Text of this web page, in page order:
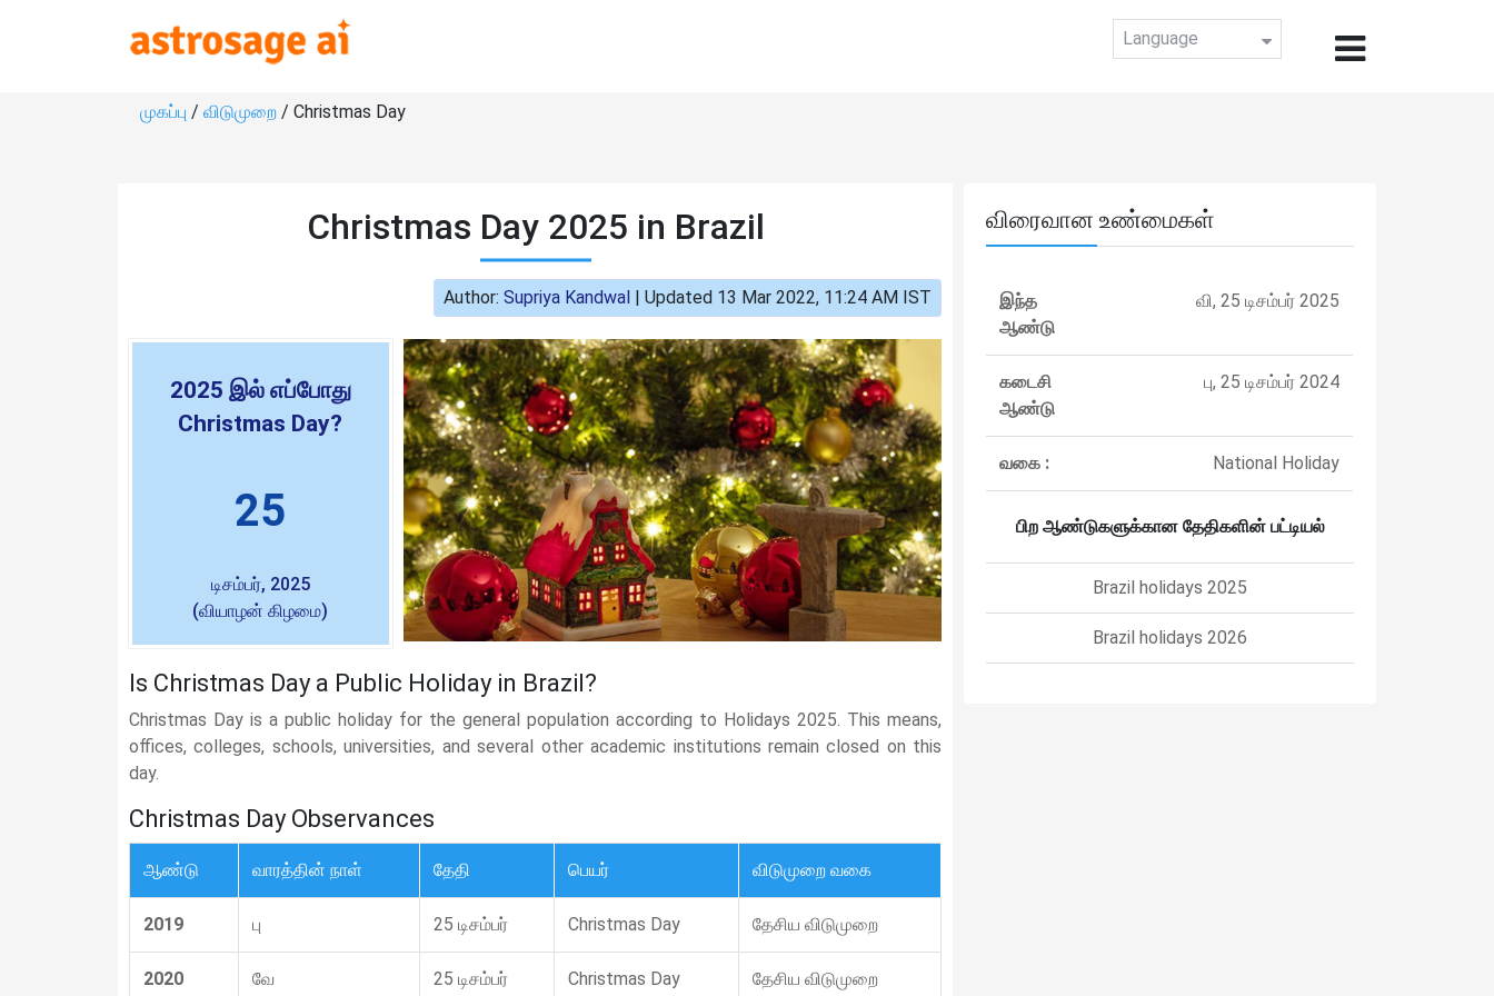
Language
முகப்பு / விடுமுறை / Christmas Day
Christmas Day 2025 in Brazil
Author:Supriya Kandwal |Updated 13 Mar 2022, 11:24 AM IST
2025 இல் எப்போது
Christmas Day?
25
டிசம்பர், 2025
(வியாழன் கிழமை)
Is Christmas Day a Public Holiday in Brazil?
Christmas Day is a public holiday for the general population according to Holidays 2025. This means,
offices, colleges, schools, universities, and several other academic institutions remain closed on this
day.
Christmas Day Observances
ஆண்டு வாரத்தின் நாள் தேதி பெயர் விடுமுறை வகை
2019 பு 25 டிசம்பர் Christmas Day தேசிய விடுமுறை
2020 வே 25 டிசம்பர் Christmas Day தேசிய விடுமுறை
விரைவான உண்மைகள்
இந்த
ஆண்டு
வி, 25 டிசம்பர் 2025
கடைசி
ஆண்டு
பு, 25 டிசம்பர் 2024
வகை : National Holiday
பிற ஆண்டுகளுக்கான தேதிகளின் பட்டியல்
Brazil holidays 2025
Brazil holidays 2026